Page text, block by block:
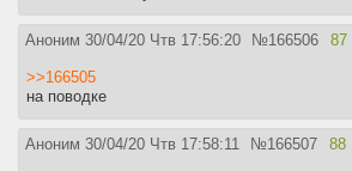
Аноним 30/04/20 Чтв 17:56:20 №166506 87
>>166505
на поводке
Аноним 30/04/20 Чтв 17:58:11 №166507 88